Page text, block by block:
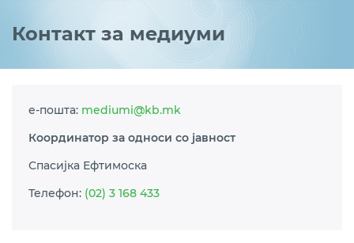
Open
Close submenu (Медија центар)
Медиа кит
Контакт за медиуми
е-пошта: mediumi@kb.mk
Координатор за односи со јавност
Спасијка Ефтимоска
Телефон: (02) 3 168 433